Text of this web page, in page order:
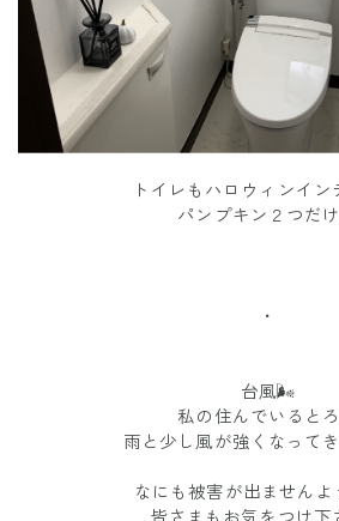
トイレもハロウィンイン
パンプキン２つだ
・
台風🌬
私の住んでいると
雨と少し風が強くなって
なにも被害が出ません